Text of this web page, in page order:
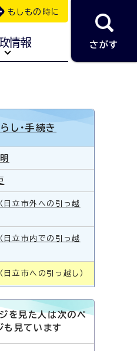
もしもの時に
情報 さがす
し・手続き
日立市外への引っ越
日立市内での引っ越
日立市への引っ越し）
を見た人は次のペ
も見ています